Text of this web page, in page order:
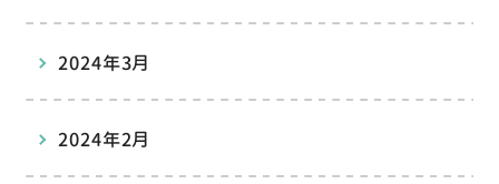
2024年3月
2024年2月